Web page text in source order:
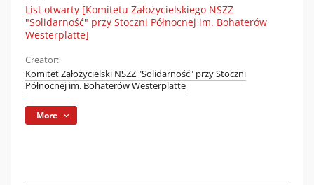
List otwarty [Komitetu Założycielskiego NSZZ
"Solidarność" przy Stoczni Północnej im. Bohaterów
Westerplatte]
Creator:
Komitet Założycielski NSZZ "Solidarność" przy Stoczni
Północnej im. Bohaterów Westerplatte
More